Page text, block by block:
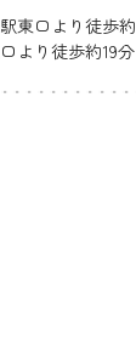
東口より徒歩
より徒歩約19分